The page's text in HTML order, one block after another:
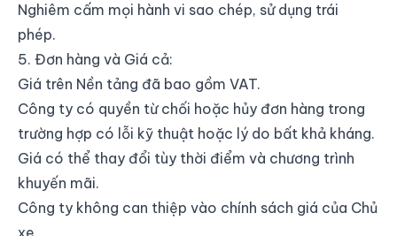
Nghiêm cấm mọi hành vi sao chép, sử dụng trái
phép.
5. Đơn hàng và Giá cả:
Giá trên Nền tảng đã bao gồm VAT.
Công ty có quyền từ chối hoặc hủy đơn hàng trong
trường hợp có lỗi kỹ thuật hoặc lý do bất khả kháng.
Giá có thể thay đổi tùy thời điểm và chương trình
khuyến mãi.
Công ty không can thiệp vào chính sách giá của Chủ
xe.